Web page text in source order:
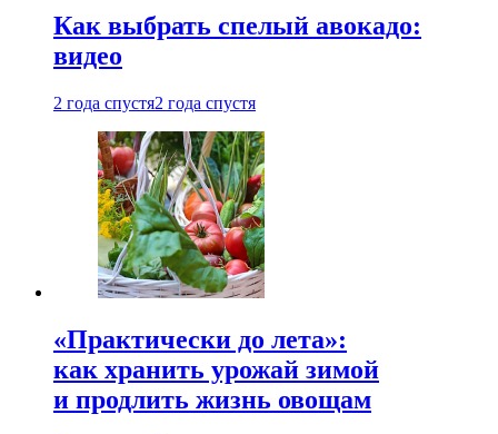
Как выбрать спелый авокадо:
видео
2 года спустя2 года спустя
«Практически до лета»:
как хранить урожай зимой
и продлить жизнь овощам